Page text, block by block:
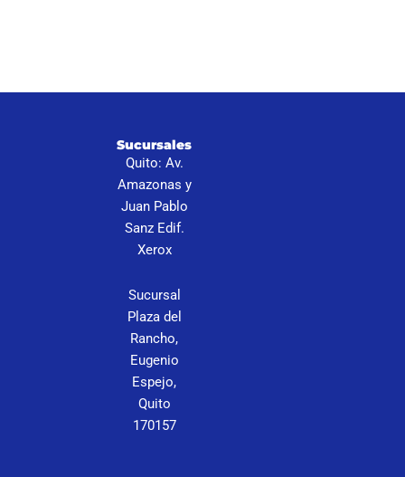
Sucursales
Quito: Av.
Amazonas y
Juan Pablo
Sanz Edif.
Xerox
Sucursal
Plaza del
Rancho,
Eugenio
Espejo,
Quito
170157